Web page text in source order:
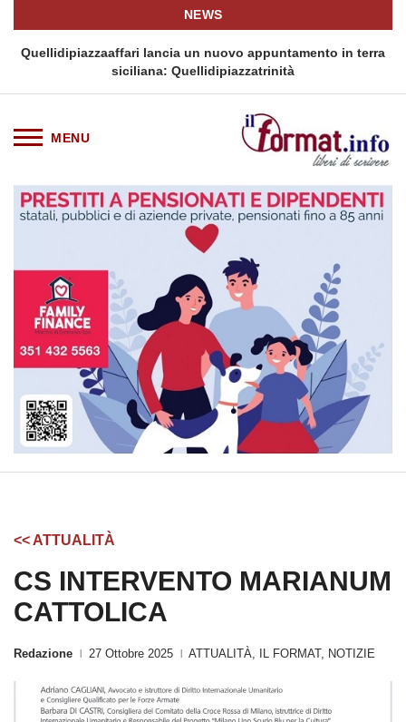
NEWS
Quellidipiazzaaffari lancia un nuovo appuntamento in terra
siciliana: Quellidipiazzatrinità
<< ATTUALITÀ
CS INTERVENTO MARIANUM
CATTOLICA
Redazione 27 Ottobre 2025 ATTUALITÀ, IL FORMAT, NOTIZIE